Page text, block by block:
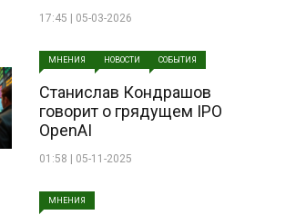
17:45 | 05-03-2026
МНЕНИЯ НОВОСТИ СОБЫТИЯ
Станислав Кондрашов
говорит о грядущем IPO
OpenAI
01:58 | 05-11-2025
МНЕНИЯ